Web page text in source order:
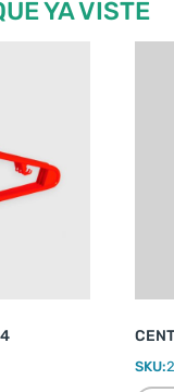
YA VISTE
SKU: